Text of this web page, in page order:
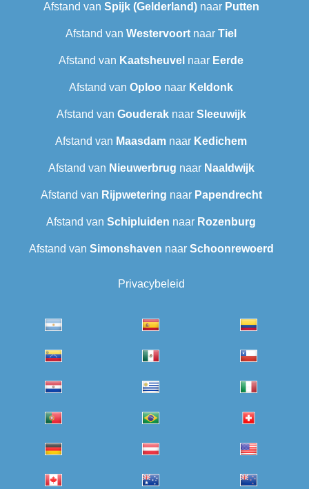
Afstand van Spijk (Gelderland)naar Putten
Afstand van Westervoort naar Tiel
Afstand van Kaatsheuvel naar Eerde
Afstand van Oploo naar Keldonk
Afstand van Gouderaknaar Sleeuwijk
Afstand van Maasdam naar Kedichem
Afstand van Nieuwerbrug naar Naaldwijk
Afstand van Rijpwetering naar Papendrecht
Afstand van Schipluiden naar Rozenburg
Afstand van Simonshaven naar Schoonrewoerd
Privacybeleid